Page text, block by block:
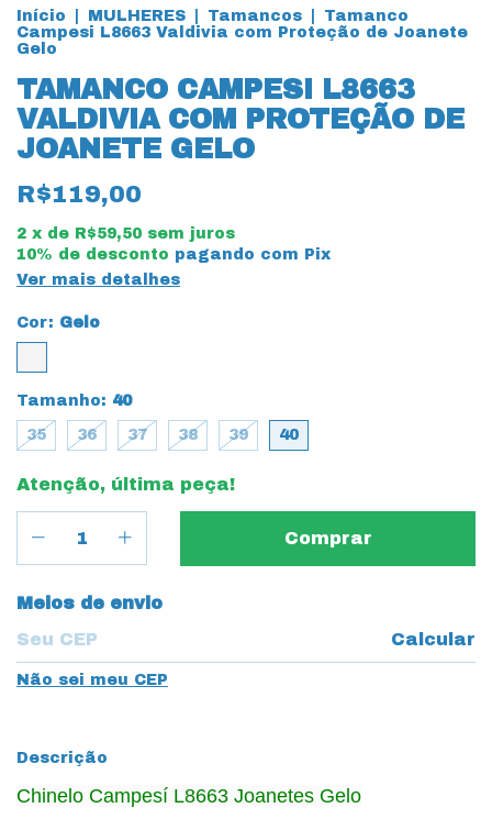
Início MULHERES Tamancos
Tamanco
Campesi L8663 Valdivia com Proteção de Joanete
Gelo
TAMANCO CAMPESI L8663
VALDIVIA COM PROTEÇÃO DE
JOANETE GELO
R$119,00
2 x de R$59,50 sem juros
10% de desconto pagando com Pix
Ver mais detalhes
Cor: Gelo
Tamanho: 40
35 36 37 38 39 40
Atenção, última peça!
Entregas para o CEP:
Meios de envio
Calcular
Não sei meu CEP
Descrição
Chinelo Campesí L8663 Joanetes Gelo